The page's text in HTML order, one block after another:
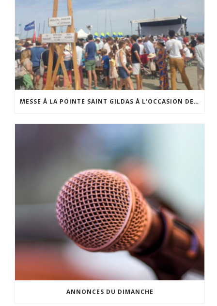
MESSE À LA POINTE SAINT GILDAS À L’OCCASION DE LA FÊTE DE LA MER
ANNONCES DU DIMANCHE